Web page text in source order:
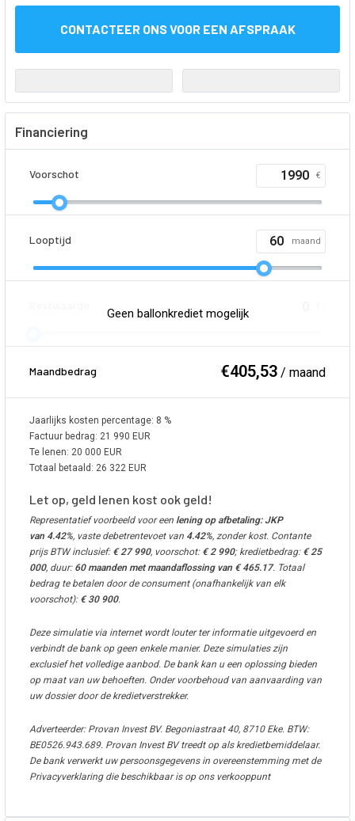
CONTACTEER ONS VOOR EEN AFSPRAAK
Financiering
Voorschot €
Looptijd maand
Geen ballonkrediet mogelijk
Maandbedrag €405,53 / maand
Jaarlijks kosten percentage: 8 %
Factuur bedrag: 21 990 EUR
Te lenen: 20 000 EUR
Totaal betaald: 26 322 EUR
Let op, geld lenen kost ook geld!
Representatief voorbeeld voor een lening op afbetaling: JKP
van 4.42%, vaste debetrentevoet van 4.42%, zonder kost. Contante
prijs BTW inclusief: € 27 990, voorschot: € 2 990; kredietbedrag:€ 25
000, duur: 60 maanden met maandaflossing van € 465.17. Totaal
bedrag te betalen door de consument (onafhankelijk van elk
voorschot): € 30 900.
Deze simulatie via internet wordt louter ter informatie uitgevoerd en
verbindt de bank op geen enkele manier. Deze simulaties zijn
exclusief het volledige aanbod. De bank kan u een oplossing bieden
op maat van uw behoeften. Onder voorbehoud van aanvaarding van
uw dossier door de kredietverstrekker.
Adverteerder: Provan Invest BV. Begoniastraat 40, 8710 Eke. BTW:
BE0526.943.689. Provan Invest BV treedt op als kredietbemiddelaar.
De bank verwerkt uw persoonsgegevens in overeenstemming met de
Privacyverklaring die beschikbaar is op ons verkooppunt